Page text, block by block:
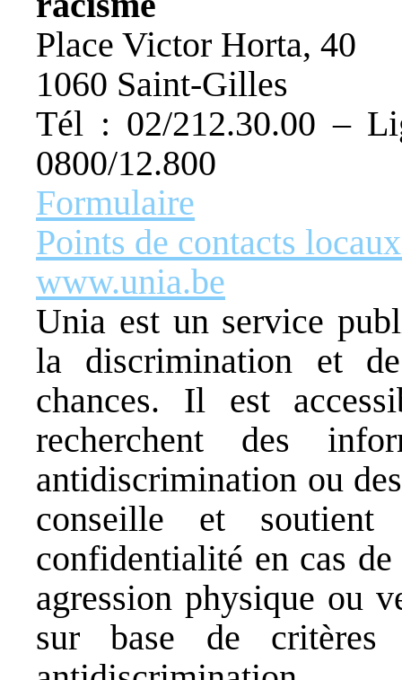
Place Victor Horta, 40
1060 Saint-Gilles
Tél : 02/212.30.00 –
0800/12.800
Formulaire
Points de contacts
www.unia.be
Unia est un service
la discrimination et
chances. Il est
recherchent des
antidiscrimination ou
conseille et soutient
confidentialité en cas
agression physique ou
sur base de critères